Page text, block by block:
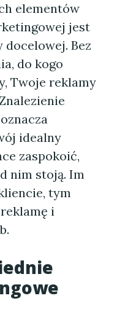
elementów
jest
Bez
do kogo
Twoje reklamy
idealny
zaspokoić,
nim stoją. Im
tym
i